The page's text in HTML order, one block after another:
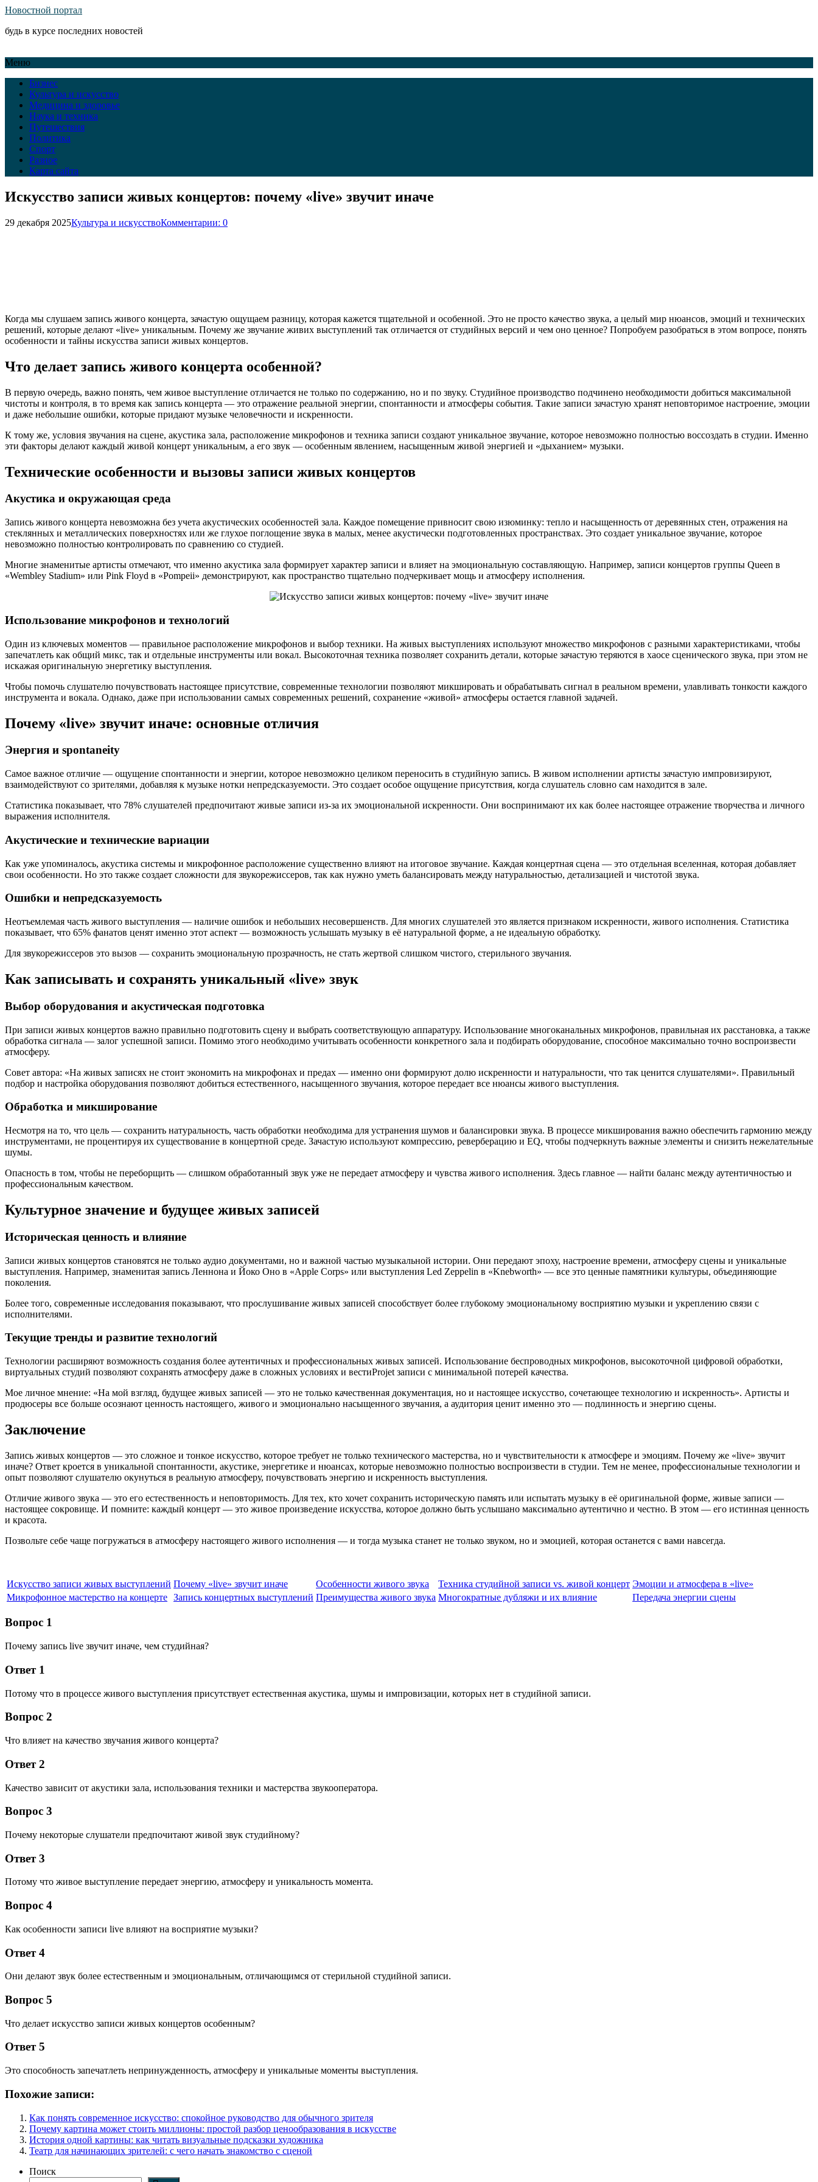
Новостной портал
будь в курсе последних новостей
Меню
Бизнес
Культура и искусство
Медицина и здоровье
Наука и техника
Путешествия
Политика
Спорт
Разное
Карта сайта
Искусство записи живых концертов: почему «live» звучит иначе
29 декабря 2025Культура и искусствоКомментарии: 0
Когда мы слушаем запись живого концерта, зачастую ощущаем разницу, которая кажется тщательной и особенной. Это не просто качество звука, а целый мир нюансов, эмоций и технических
решений, которые делают «live» уникальным. Почему же звучание живих выступлений так отличается от студийных версий и чем оно ценное? Попробуем разобраться в этом вопросе, понять
особенности и тайны искусства записи живых концертов.
Что делает запись живого концерта особенной?
В первую очередь, важно понять, чем живое выступление отличается не только по содержанию, но и по звуку. Студийное производство подчинено необходимости добиться максимальной
чистоты и контроля, в то время как запись концерта — это отражение реальной энергии, спонтанности и атмосферы события. Такие записи зачастую хранят неповторимое настроение, эмоции
и даже небольшие ошибки, которые придают музыке человечности и искренности.
К тому же, условия звучания на сцене, акустика зала, расположение микрофонов и техника записи создают уникальное звучание, которое невозможно полностью воссоздать в студии. Именно
эти факторы делают каждый живой концерт уникальным, а его звук — особенным явлением, насыщенным живой энергией и «дыханием» музыки.
Технические особенности и вызовы записи живых концертов
Акустика и окружающая среда
Запись живого концерта невозможна без учета акустических особенностей зала. Каждое помещение привносит свою изюминку: тепло и насыщенность от деревянных стен, отражения на
стеклянных и металлических поверхностях или же глухое поглощение звука в малых, менее акустически подготовленных пространствах. Это создает уникальное звучание, которое
невозможно полностью контролировать по сравнению со студией.
Многие знаменитые артисты отмечают, что именно акустика зала формирует характер записи и влияет на эмоциональную составляющую. Например, записи концертов группы Queen в
«Wembley Stadium» или Pink Floyd в «Pompeii» демонстрируют, как пространство тщательно подчеркивает мощь и атмосферу исполнения.
Использование микрофонов и технологий
Один из ключевых моментов — правильное расположение микрофонов и выбор техники. На живых выступлениях используют множество микрофонов с разными характеристиками, чтобы
запечатлеть как общий микс, так и отдельные инструменты или вокал. Высокоточная техника позволяет сохранить детали, которые зачастую теряются в хаосе сценического звука, при этом не
искажая оригинальную энергетику выступления.
Чтобы помочь слушателю почувствовать настоящее присутствие, современные технологии позволяют микшировать и обрабатывать сигнал в реальном времени, улавливать тонкости каждого
инструмента и вокала. Однако, даже при использовании самых современных решений, сохранение «живой» атмосферы остается главной задачей.
Почему «live» звучит иначе: основные отличия
Энергия и spontaneity
Самое важное отличие — ощущение спонтанности и энергии, которое невозможно целиком переносить в студийную запись. В живом исполнении артисты зачастую импровизируют,
взаимодействуют со зрителями, добавляя к музыке нотки непредсказуемости. Это создает особое ощущение присутствия, когда слушатель словно сам находится в зале.
Статистика показывает, что 78% слушателей предпочитают живые записи из-за их эмоциональной искренности. Они воспринимают их как более настоящее отражение творчества и личного
выражения исполнителя.
Акустические и технические вариации
Как уже упоминалось, акустика системы и микрофонное расположение существенно влияют на итоговое звучание. Каждая концертная сцена — это отдельная вселенная, которая добавляет
свои особенности. Но это также создает сложности для звукорежиссеров, так как нужно уметь балансировать между натуральностью, детализацией и чистотой звука.
Ошибки и непредсказуемость
Неотъемлемая часть живого выступления — наличие ошибок и небольших несовершенств. Для многих слушателей это является признаком искренности, живого исполнения. Статистика
показывает, что 65% фанатов ценят именно этот аспект — возможность услышать музыку в её натуральной форме, а не идеальную обработку.
Для звукорежиссеров это вызов — сохранить эмоциональную прозрачность, не стать жертвой слишком чистого, стерильного звучания.
Как записывать и сохранять уникальный «live» звук
Выбор оборудования и акустическая подготовка
При записи живых концертов важно правильно подготовить сцену и выбрать соответствующую аппаратуру. Использование многоканальных микрофонов, правильная их расстановка, а также
обработка сигнала — залог успешной записи. Помимо этого необходимо учитывать особенности конкретного зала и подбирать оборудование, способное максимально точно воспроизвести
атмосферу.
Совет автора: «На живых записях не стоит экономить на микрофонах и предах — именно они формируют долю искренности и натуральности, что так ценится слушателями». Правильный
подбор и настройка оборудования позволяют добиться естественного, насыщенного звучания, которое передает все нюансы живого выступления.
Обработка и микширование
Несмотря на то, что цель — сохранить натуральность, часть обработки необходима для устранения шумов и балансировки звука. В процессе микширования важно обеспечить гармонию между
инструментами, не процентируя их существование в концертной среде. Зачастую используют компрессию, реверберацию и EQ, чтобы подчеркнуть важные элементы и снизить нежелательные
шумы.
Опасность в том, чтобы не переборщить — слишком обработанный звук уже не передает атмосферу и чувства живого исполнения. Здесь главное — найти баланс между аутентичностью и
профессиональным качеством.
Культурное значение и будущее живых записей
Историческая ценность и влияние
Записи живых концертов становятся не только аудио документами, но и важной частью музыкальной истории. Они передают эпоху, настроение времени, атмосферу сцены и уникальные
выступления. Например, знаменитая запись Леннона и Йоко Оно в «Apple Corps» или выступления Led Zeppelin в «Knebworth» — все это ценные памятники культуры, объединяющие
поколения.
Более того, современные исследования показывают, что прослушивание живых записей способствует более глубокому эмоциональному восприятию музыки и укреплению связи с
исполнителями.
Текущие тренды и развитие технологий
Технологии расширяют возможность создания более аутентичных и профессиональных живых записей. Использование беспроводных микрофонов, высокоточной цифровой обработки,
виртуальных студий позволяют сохранять атмосферу даже в сложных условиях и вестиProjet записи с минимальной потерей качества.
Мое личное мнение: «На мой взгляд, будущее живых записей — это не только качественная документация, но и настоящее искусство, сочетающее технологию и искренность». Артисты и
продюсеры все больше осознают ценность настоящего, живого и эмоционально насыщенного звучания, а аудитория ценит именно это — подлинность и энергию сцены.
Заключение
Запись живых концертов — это сложное и тонкое искусство, которое требует не только технического мастерства, но и чувствительности к атмосфере и эмоциям. Почему же «live» звучит
иначе? Ответ кроется в уникальной спонтанности, акустике, энергетике и нюансах, которые невозможно полностью воспроизвести в студии. Тем не менее, профессиональные технологии и
опыт позволяют слушателю окунуться в реальную атмосферу, почувствовать энергию и искренность выступления.
Отличие живого звука — это его естественность и неповторимость. Для тех, кто хочет сохранить историческую память или испытать музыку в её оригинальной форме, живые записи —
настоящее сокровище. И помните: каждый концерт — это живое произведение искусства, которое должно быть услышано максимально аутентично и честно. В этом — его истинная ценность
и красота.
Позвольте себе чаще погружаться в атмосферу настоящего живого исполнения — и тогда музыка станет не только звуком, но и эмоцией, которая останется с вами навсегда.
Искусство записи живых выступлений Почему «live» звучит иначе Особенности живого звука Техника студийной записи vs. живой концерт Эмоции и атмосфера в «live»
Микрофонное мастерство на концерте Запись концертных выступлений Преимущества живого звука Многократные дубляжи и их влияние Передача энергии сцены
Вопрос 1
Почему запись live звучит иначе, чем студийная?
Ответ 1
Потому что в процессе живого выступления присутствует естественная акустика, шумы и импровизации, которых нет в студийной записи.
Вопрос 2
Что влияет на качество звучания живого концерта?
Ответ 2
Качество зависит от акустики зала, использования техники и мастерства звукооператора.
Вопрос 3
Почему некоторые слушатели предпочитают живой звук студийному?
Ответ 3
Потому что живое выступление передает энергию, атмосферу и уникальность момента.
Вопрос 4
Как особенности записи live влияют на восприятие музыки?
Ответ 4
Они делают звук более естественным и эмоциональным, отличающимся от стерильной студийной записи.
Вопрос 5
Что делает искусство записи живых концертов особенным?
Ответ 5
Это способность запечатлеть непринужденность, атмосферу и уникальные моменты выступления.
Похожие записи:
Как понять современное искусство: спокойное руководство для обычного зрителя
Почему картина может стоить миллионы: простой разбор ценообразования в искусстве
История одной картины: как читать визуальные подсказки художника
Театр для начинающих зрителей: с чего начать знакомство с сценой
Поиск